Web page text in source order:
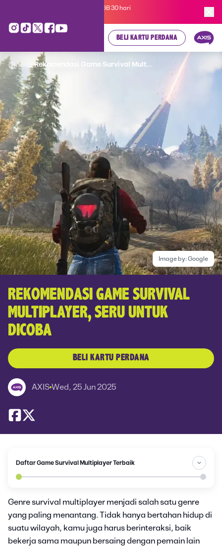
Kartu Perdana AXIS Suka-Suka 3GB 30 hari
BELI KARTU PERDANA
/Blog/Rekomendasi Game Survival Mult...
Image by:Google
REKOMENDASI GAME SURVIVAL
MULTIPLAYER, SERU UNTUK
DICOBA
BELI KARTU PERDANA
AXIS Wed, 25 Jun 2025
Daftar Game Survival Multiplayer Terbaik
Genre survival multiplayer menjadi salah satu genre
yang paling menantang. Tidak hanya bertahan hidup di
suatu wilayah, kamu juga harus berinteraksi, baik
bekerja sama maupun bersaing dengan pemain lain